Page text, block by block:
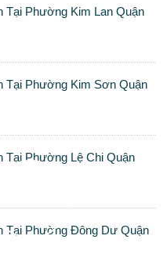
Tại Phường Kim Lan Quận
Tại Phường Kim Sơn Quận
Tại Phường Lệ Chi Quận
Tại Phường Đông Dư Quận